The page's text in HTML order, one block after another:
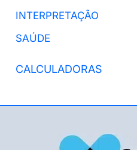
INTERPRETAÇÃO
SAÚDE
CALCULADORAS